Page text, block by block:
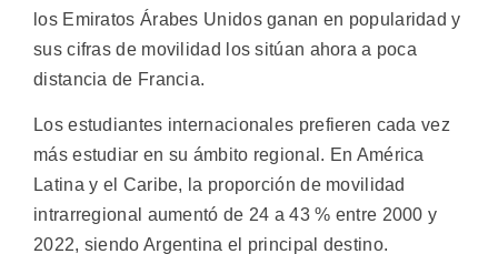
los Emiratos Árabes Unidos ganan en popularidad y
sus cifras de movilidad los sitúan ahora a poca
distancia de Francia.
Los estudiantes internacionales prefieren cada vez
más estudiar en su ámbito regional. En América
Latina y el Caribe, la proporción de movilidad
intrarregional aumentó de 24 a 43 % entre 2000 y
2022, siendo Argentina el principal destino.